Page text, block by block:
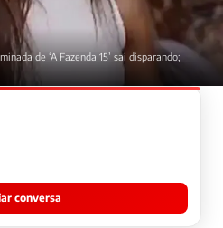
de ‘A Fazenda 15’ sai disparando;
conversa